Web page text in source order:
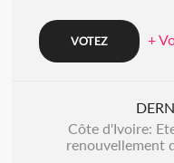
+
Côte d'Ivoire:
renouvellement